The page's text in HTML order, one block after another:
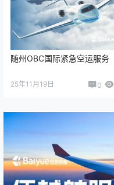
随州OBC国际紧急空运服务
25年11月19日 0